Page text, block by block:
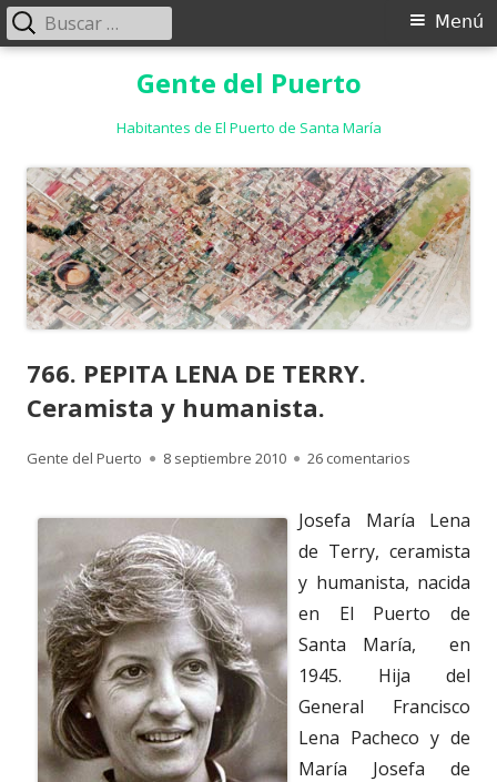
Gente del Puerto
Habitantes de El Puerto de Santa María
Menú
Menú
Buscar:
766. PEPITA LENA DE TERRY.
Ceramista y humanista.
Autor
Gente del Puerto
Publicado
8 septiembre 2010 26 comentarios
Josefa María Lena
de Terry, ceramista
y humanista, nacida
en El Puerto de
Santa María, en
1945. Hija del
General Francisco
Lena Pacheco y de
María Josefa de